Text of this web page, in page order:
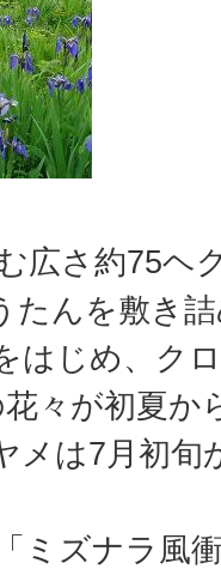
広さ約75ヘ
たんを敷き
はじめ、ク
々が初夏か
メは7月初旬
ミズナラ風